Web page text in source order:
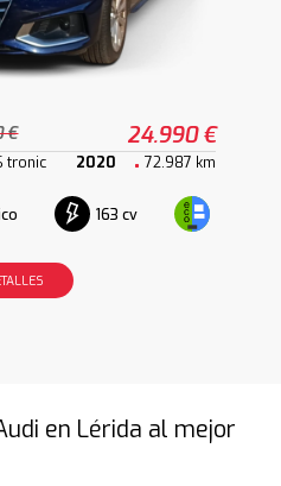
€ 24.990 €
tronic 2020 72.987 km
163 cv
en Lérida al mejor